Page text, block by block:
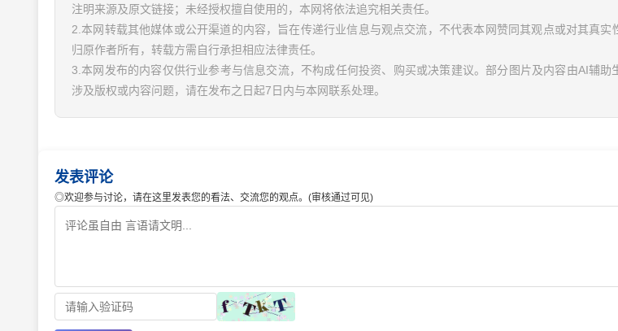
注明来源及原文链接；未经授权擅自使用的，本网将依法追究相关责任。
2.本网转载其他媒体或公开渠道的内容，旨在传递行业信息与观点交流，不代表本网赞同其观点或对其真实
归原作者所有，转载方需自行承担相应法律责任。
3.本网发布的内容仅供行业参考与信息交流，不构成任何投资、购买或决策建议。部分图片及内容由AI辅助
涉及版权或内容问题，请在发布之日起7日内与本网联系处理。
发表评论
◎欢迎参与讨论，请在这里发表您的看法、交流您的观点。(审核通过可见)